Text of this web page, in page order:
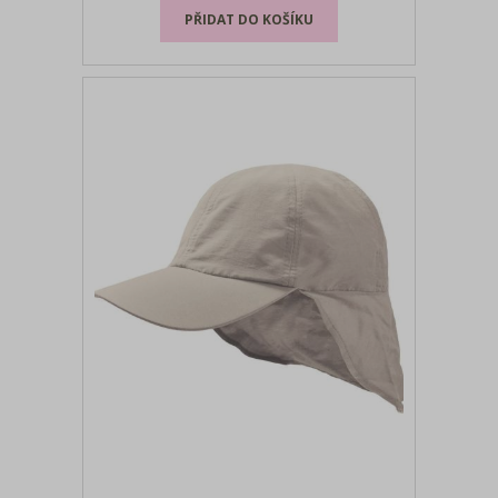
praní, nelze žehlit, nelze sušit v sušičce
velikosti: onesize